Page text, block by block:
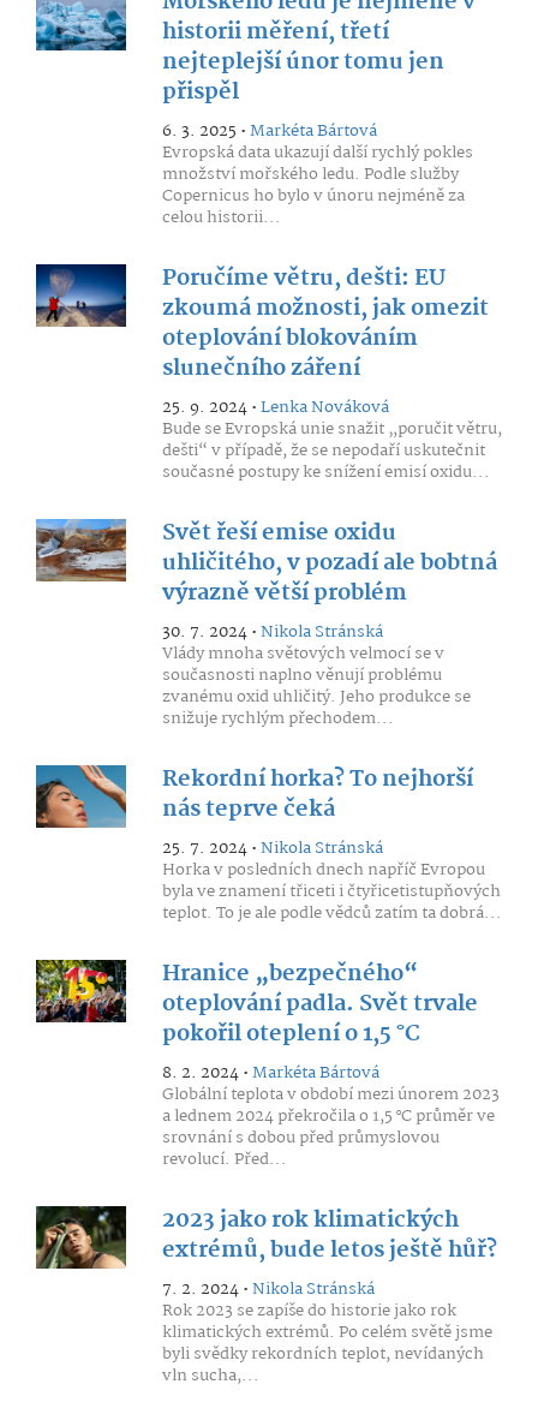
historii měření, třetí
nejteplejší únor tomu jen
přispěl
6. 3. 2025 •Markéta Bártová
Evropská data ukazují další rychlý pokles
množství mořského ledu. Podle služby
Copernicus ho bylo v únoru nejméně za
celou historii...
Poručíme větru, dešti: EU
zkoumá možnosti, jak omezit
oteplování blokováním
slunečního záření
25. 9. 2024 •Lenka Nováková
Bude se Evropská unie snažit „poručit větru,
dešti“ v případě, že se nepodaří uskutečnit
současné postupy ke snížení emisí oxidu...
Svět řeší emise oxidu
uhličitého, v pozadí ale bobtná
výrazně větší problém
30. 7. 2024 •Nikola Stránská
Vlády mnoha světových velmocí se v
současnosti naplno věnují problému
zvanému oxid uhličitý. Jeho produkce se
snižuje rychlým přechodem...
Rekordní horka? To nejhorší
nás teprve čeká
25. 7. 2024 •Nikola Stránská
Horka v posledních dnech napříč Evropou
byla ve znamení třiceti i čtyřicetistupňových
teplot. To je ale podle vědců zatím ta dobrá...
Hranice „bezpečného“
oteplování padla. Svět trvale
pokořil oteplení o 1,5 °C
8. 2. 2024 •Markéta Bártová
Globální teplota v období mezi únorem 2023
a lednem 2024 překročila o 1,5 °C průměr ve
srovnání s dobou před průmyslovou
revolucí. Před...
2023 jako rok klimatických
extrémů, bude letos ještě hůř?
7. 2. 2024 •Nikola Stránská
Rok 2023 se zapíše do historie jako rok
klimatických extrémů. Po celém světě jsme
byli svědky rekordních teplot, nevídaných
vln sucha,...